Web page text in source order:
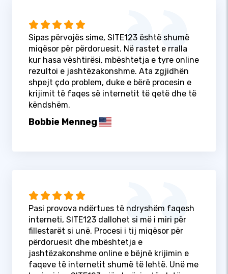
Sipas përvojës sime, SITE123 është shumë
miqësor për përdoruesit. Në rastet e rralla
kur hasa vështirësi, mbështetja e tyre online
rezultoi e jashtëzakonshme. Ata zgjidhën
shpejt çdo problem, duke e bërë procesin e
krijimit të faqes së internetit të qetë dhe të
këndshëm.
Bobbie Menneg
Pasi provova ndërtues të ndryshëm faqesh
interneti, SITE123 dallohet si më i miri për
fillestarët si unë. Procesi i tij miqësor për
përdoruesit dhe mbështetja e
jashtëzakonshme online e bëjnë krijimin e
faqeve të internetit shumë të lehtë. Unë me